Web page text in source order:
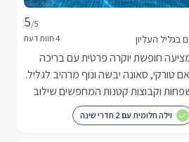
5/5
חופשת יוקרה פרטית עם בריכה
טורקי, סאונה יבשה ונוף מרהיב לגליל.
וקבוצות קטנות המחפשים שילוב
וילה חלומית עם 2 חדרי שינה